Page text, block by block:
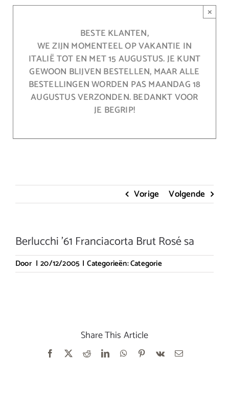
BESTE KLANTEN,
WE ZIJN MOMENTEEL OP VAKANTIE IN
ITALIË TOT EN MET 15 AUGUSTUS. JE KUNT
GEWOON BLIJVEN BESTELLEN, MAAR ALLE
BESTELLINGEN WORDEN PAS MAANDAG 18
AUGUSTUS VERZONDEN. BEDANKT VOOR
JE BEGRIP!
×
Vorige Volgende
Berlucchi ’61 Franciacorta Brut Rosé sa
Door | 20/12/2005 | Categorieën:Categorie
Share This Article
Facebook RedditLinkedInWhatsApp
Pinterest
Vk
E-